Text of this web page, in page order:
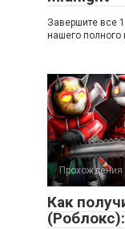
Завершите все
нашего
Прохождения
Как